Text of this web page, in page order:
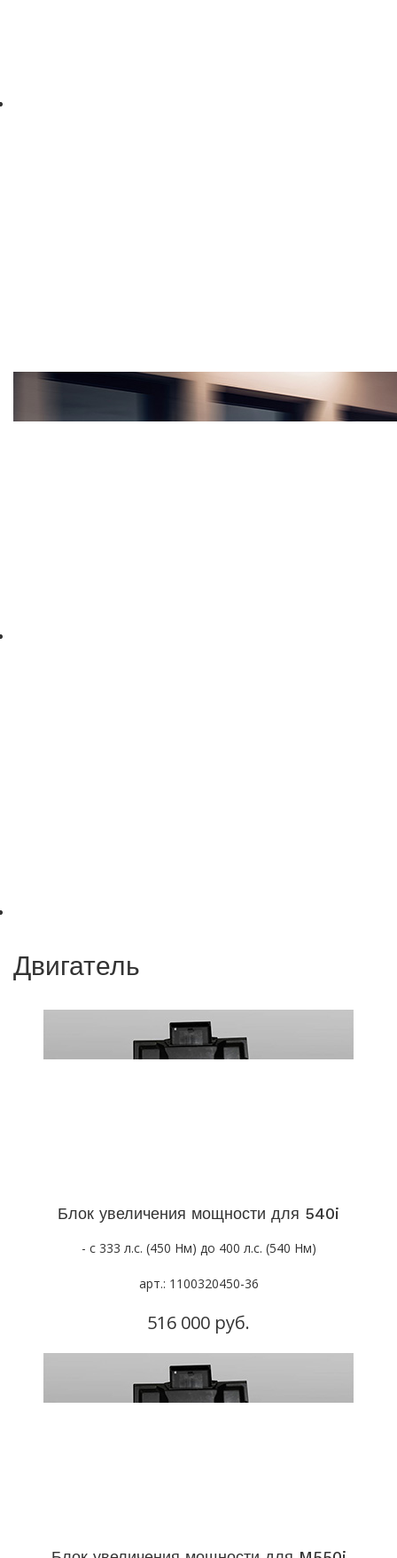
Двигатель
Блок увеличения мощности для 540i
- с 333 л.с. (450 Нм) до 400 л.с. (540 Нм)
арт.: 1100320450-36
516 000 руб.